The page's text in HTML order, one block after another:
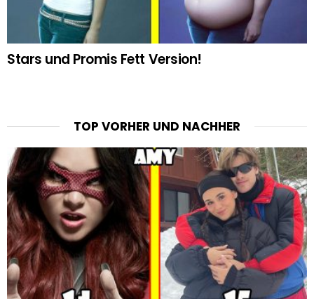
Stars und Promis Fett Version!
TOP VORHER UND NACHHER